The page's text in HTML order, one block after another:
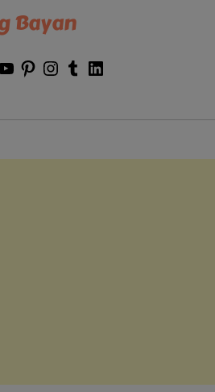
Bayan
YouTubePinterest
Instagram
Tumblr